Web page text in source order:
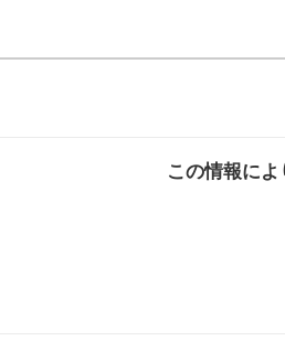
この情報に